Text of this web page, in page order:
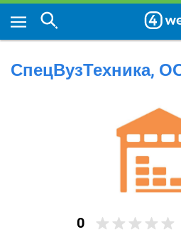
СпецВузТехника,
0